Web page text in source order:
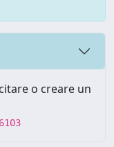
o creare un